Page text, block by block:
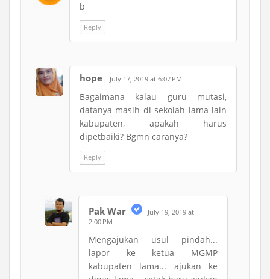
b
Reply
hope July 17, 2019 at 6:07 PM
Bagaimana kalau guru mutasi,
datanya masih di sekolah lama lain
kabupaten, apakah harus
dipetbaiki? Bgmn caranya?
Reply
Pak War
July 19, 2019 at
2:00 PM
Mengajukan usul pindah...
lapor ke ketua MGMP
kabupaten lama... ajukan ke